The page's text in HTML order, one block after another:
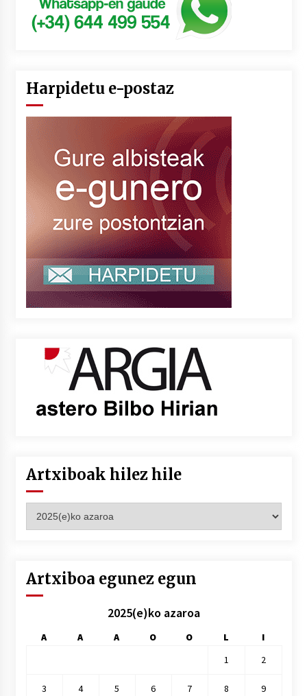
Harpidetu e-postaz
Artxiboak hilez hile
hilez
Artxiboa egunez egun
2025(e)ko azaroa
A A A O O L
I
1
2
3 4 5 6 7 8 9